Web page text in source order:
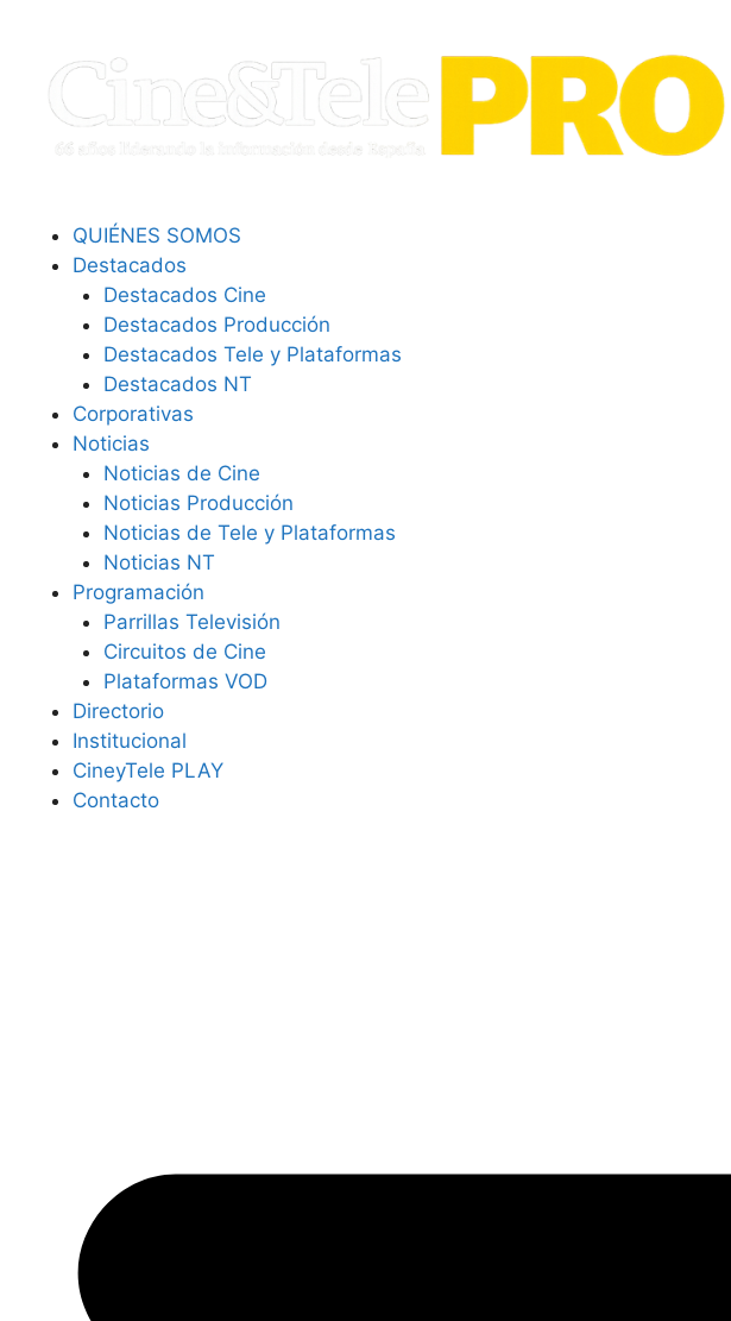
QUIÉNES SOMOS
Destacados
Destacados Cine
Destacados Producción
Destacados Tele y Plataformas
Destacados NT
Corporativas
Noticias
Noticias de Cine
Noticias Producción
Noticias de Tele y Plataformas
Noticias NT
Programación
Parrillas Televisión
Circuitos de Cine
Plataformas VOD
Directorio
Institucional
CineyTele PLAY
Contacto